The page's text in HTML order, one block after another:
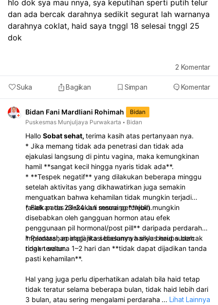
hlo dok sya mau nnya, sya keputihan sperti putih telur
dan ada bercak darahnya sedikit segurat lah warnanya
darahnya coklat, haid saya tnggl 18 selesai tnggl 25
dok
Suka Bagikan Simpan Komentar
2 Komentar
Bidan Fani Mardliani Rohimah
Bidan
Puskesmas Munjuljaya Purwakarta
Bidan
Hallo Sobat sehat, terima kasih atas pertanyaan nya.
* Jika memang tidak ada penetrasi dan tidak ada
ejakulasi langsung di pintu vagina, maka kemungkinan
hamil **sangat kecil hingga nyaris tidak ada**.
* **Tespek negatif** yang dilakukan beberapa minggu
setelah aktivitas yang dikhawatirkan juga semakin
menguatkan bahwa kehamilan tidak mungkin terjadi
(asalkan tes dilakukan sesuai petunjuk).
* Flek pada 23–24 Juli memang **lebih mungkin
disebabkan oleh gangguan hormon atau efek
penggunaan pil hormonal/post pill** daripada perdarahan
implantasi, apalagi jika sebelumnya siklus haid sudah
tidak teratur.
* Perdarahan implantasi biasanya hanya berupa bercak
ringan selama 1–2 hari dan **tidak dapat dijadikan tanda
pasti kehamilan**.
Hal yang juga perlu diperhatikan adalah bila haid tetap
tidak teratur selama beberapa bulan, tidak haid lebih dari
3 bulan, atau sering mengalami perdarahan di luar siklus,
... Lihat Lainnya